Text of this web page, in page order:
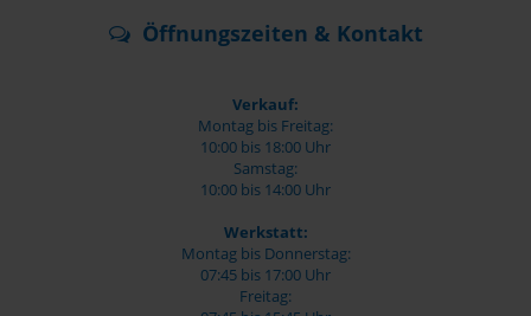
Öffnungszeiten & Kontakt
Verkauf:
Montag bis Freitag:
10:00 bis 18:00 Uhr
Samstag:
10:00 bis 14:00 Uhr
Werkstatt:
Montag bis Donnerstag:
07:45 bis 17:00 Uhr
Freitag: